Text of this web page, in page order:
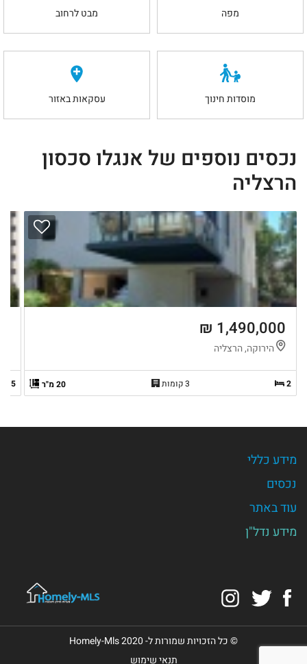
מפה מבט לרחוב
מוסדות חינוך עסקאות באזור
נכסים נוספים של אנגלו סכסון
הרצליה
1,490,000 ₪
הירוקה, הרצליה
2 3 קומות 20 מ"ר 5
מידע כללי
נכסים
עוד באתר
מידע נדל"ן
Facebook
Twitter
© כל הזכויות שמורות ל- Homely-Mls 2020
תנאי שימוש